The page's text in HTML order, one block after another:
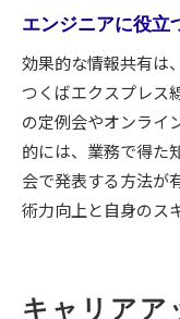
エンジニアに役立
効果的な情報共有は
つくばエクスプレス
の定例会やオンライ
的には、業務で得た
会で発表する方法が
術力向上と自身のス
キャリアア